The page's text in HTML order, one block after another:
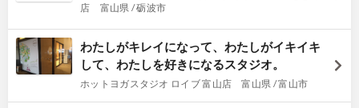
店 富山県 / 砺波市
わたしがキレイになって、わたしがイキイキ
して、わたしを好きになるスタジオ。
ホットヨガスタジオ ロイブ 富山店 富山県 / 富山市